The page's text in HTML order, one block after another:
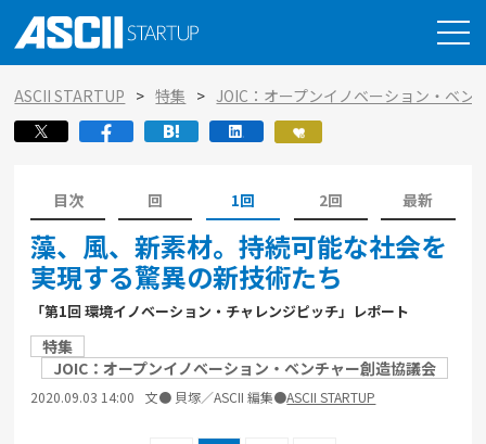
ASCII STARTUP 特集 JOIC：オープンイノベーション・ベン
目次 回 1回 2回 最新
藻、風、新素材。持続可能な社会を
実現する驚異の新技術たち
「第1回 環境イノベーション・チャレンジピッチ」レポート
特集
JOIC：オープンイノベーション・ベンチャー創造協議会
2020.09.03 14:00 文● 貝塚／ASCII 編集●ASCII STARTUP